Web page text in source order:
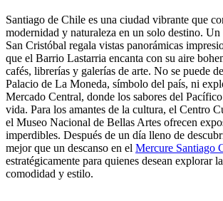
Santiago de Chile es una ciudad vibrante que
modernidad y naturaleza en un solo destino.
San Cristóbal regala vistas panorámicas
que el Barrio Lastarria encanta con su aire
cafés, librerías y galerías de arte. No se puede
Palacio de La Moneda, símbolo del país, ni
Mercado Central, donde los sabores del
vida. Para los amantes de la cultura, el Centro
el Museo Nacional de Bellas Artes ofrecen
imperdibles. Después de un día lleno de
mejor que un descanso en el Mercure Santiago
estratégicamente para quienes desean explorar
comodidad y estilo.